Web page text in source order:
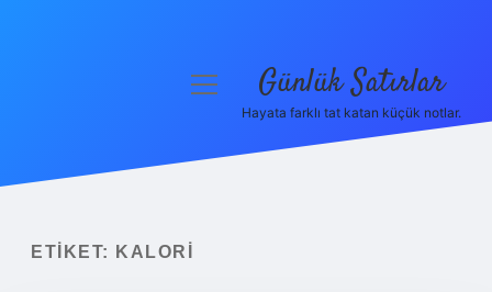
Yasal Uyarı
menüyü Günlük Satırlar
Hayata farklı tat katan küçük notlar.
ETIKET: KALORI